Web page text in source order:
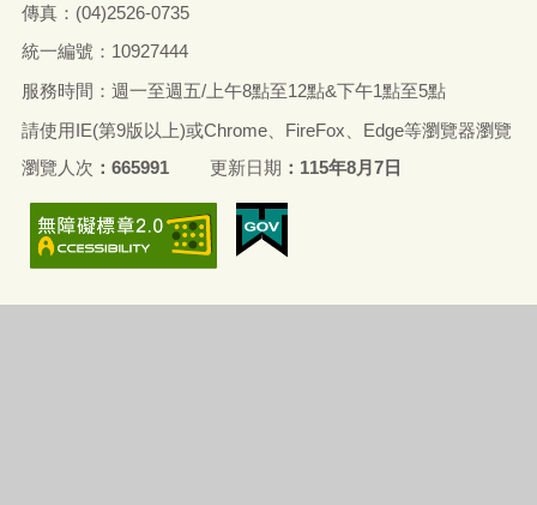
傳真：(04)2526-0735
統一編號：10927444
服務時間：週一至週五/上午8點至12點&下午1點至5點
請使用IE(第9版以上)或Chrome、FireFox、Edge等瀏覽器瀏覽
瀏覽人次
665991 更新日期 115年8月7日